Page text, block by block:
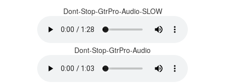
Dont-Stop-GtrPro-Audio-SLOW
Dont-Stop-GtrPro-Audio